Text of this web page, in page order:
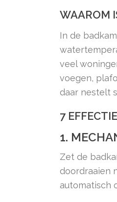
WAAROM
In de
veel
voegen,
daar nestelt
7
1.
Zet de
doordraaien
automatisch